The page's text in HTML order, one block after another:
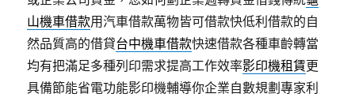
山機車借款用汽車借款萬物皆可借款快低利借款的自
然品質高的借貸台中機車借款快速借款各種車齡轉當
均有把滿足多種列印需求提高工作效率影印機租賃更
具備節能省電功能影印機輔導你企業自數規劃專家利